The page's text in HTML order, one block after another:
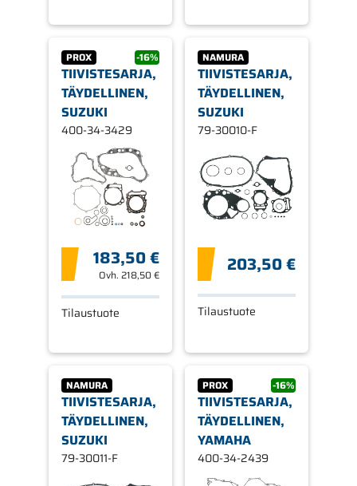
PROX -16%
TIIVISTESARJA,
TÄYDELLINEN,
SUZUKI
400-34-3429
183,50 €
Ovh. 218,50 €
Tilaustuote
NAMURA
TIIVISTESARJA,
TÄYDELLINEN,
SUZUKI
79-30010-F
203,50 €
Tilaustuote
NAMURA
TIIVISTESARJA,
TÄYDELLINEN,
SUZUKI
79-30011-F
PROX -16%
TIIVISTESARJA,
TÄYDELLINEN,
YAMAHA
400-34-2439